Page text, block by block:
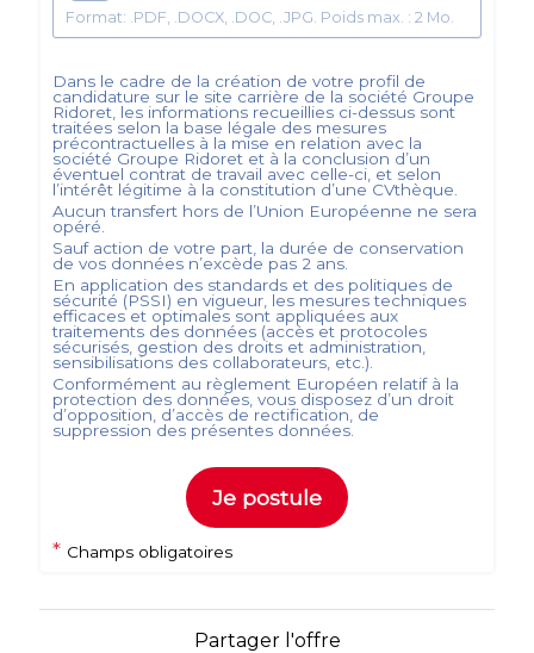
Format: .PDF, .DOCX, .DOC, .JPG. Poids max. : 2 Mo.
Dans le cadre de la création de votre profil de
candidature sur le site carrière de la société Groupe
Ridoret, les informations recueillies ci-dessus sont
traitées selon la base légale des mesures
précontractuelles à la mise en relation avec la
société Groupe Ridoretet à la conclusion d’un
éventuel contrat de travail avec celle-ci, et selon
l’intérêt légitime à la constitution d’une CVthèque.
Aucun transfert hors de l’Union Européenne ne sera
opéré.
Sauf action de votre part, la durée de conservation
de vos données n’excède pas 2 ans.
En application des standards et des politiques de
sécurité (PSSI) en vigueur, les mesures techniques
efficaces et optimales sont appliquées aux
traitements des données (accès et protocoles
sécurisés, gestion des droits et administration,
sensibilisations des collaborateurs, etc.).
Conformément au règlement Européen relatif à la
protection des données, vous disposez d’un droit
d’opposition, d’accès de rectification, de
suppression des présentes données.
Je postule
* Champs obligatoires
Partager l'offre